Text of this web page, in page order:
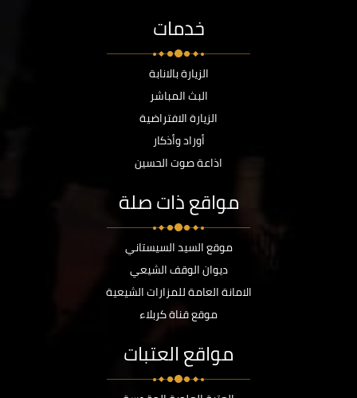
خدمات
الزيارة بالانابة
البث المباشر
الزيارة الافتراضية
أوراد وأذكار
اذاعة صوت الحسين
مواقع ذات صلة
موقع السيد السيستاني
ديوان الوقف الشيعي
الامانة العامة للمزارات الشيعية
موقع قناة كربلاء
مواقع العتبات